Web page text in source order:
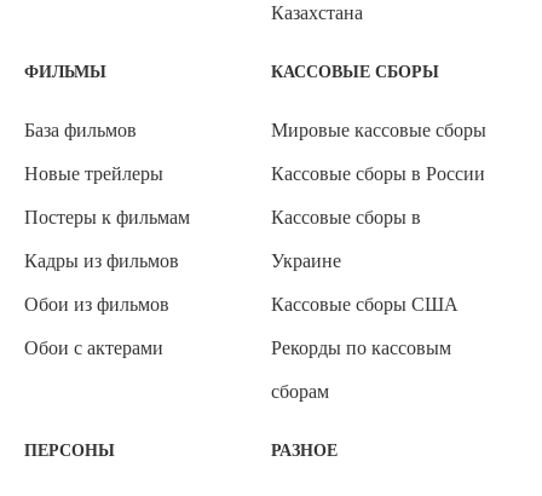
Казахстана
ФИЛЬМЫ
База фильмов
Новые трейлеры
Постеры к фильмам
Кадры из фильмов
Обои из фильмов
Обои с актерами
КАССОВЫЕ СБОРЫ
Мировые кассовые сборы
Кассовые сборы в России
Кассовые сборы в
Украине
Кассовые сборы США
Рекорды по кассовым
сборам
ПЕРСОНЫ РАЗНОЕ